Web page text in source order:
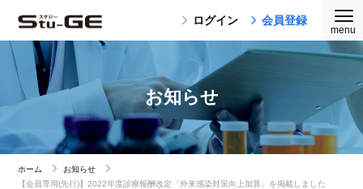
ログイン 会員登録
お知らせ
ホーム
お知らせ
【会員専用(先行)】2022年度診療報酬改定「外来感染対策向上加算」を掲載しました